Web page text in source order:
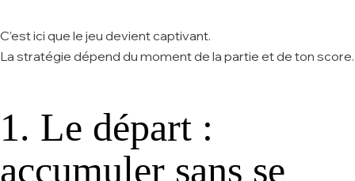
C’est ici que le jeu devient captivant.
La stratégie dépend du moment de la partie et de ton score.
1. Le départ :
accumuler sans se